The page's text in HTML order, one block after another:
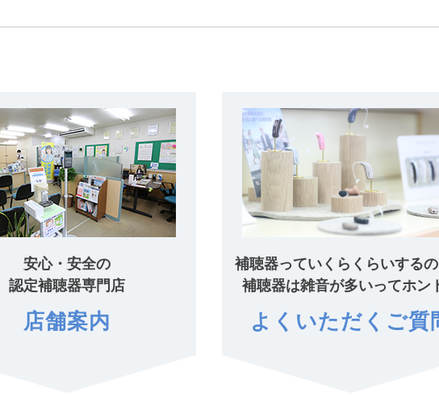
安心・安全の
認定補聴器専門店
店舗案内
補聴器っていくらくらいするの
補聴器は雑音が多いってホン
よくいただくご質